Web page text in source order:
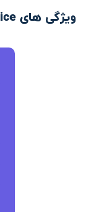
ویژگی های Unvoice